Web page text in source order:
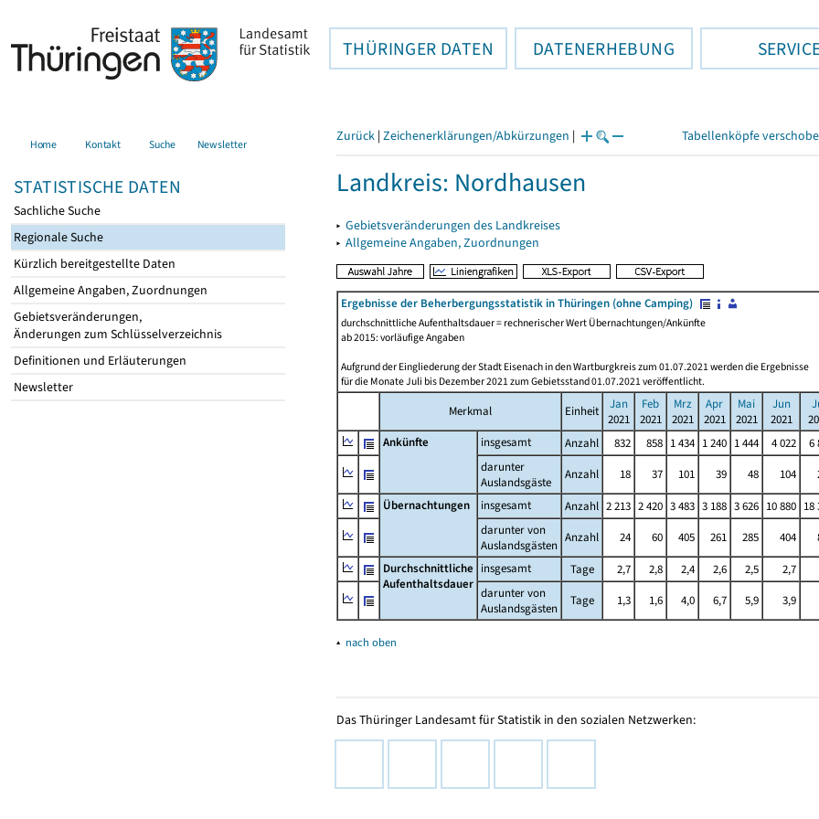
THÜRINGER DATEN DATENERHEBUNG
Home Kontakt Suche Newsletter
STATISTISCHE DATEN
Sachliche Suche
Regionale Suche
Kürzlich bereitgestellte Daten
Allgemeine Angaben, Zuordnungen
Gebietsveränderungen,
Änderungen zum Schlüsselverzeichnis
Definitionen und Erläuterungen
Newsletter
Zurück | Zeichenerklärungen/Abkürzungen | Tabellenköpfe
Landkreis: Nordhausen
▸ Gebietsveränderungen des Landkreises
▸ Allgemeine Angaben, Zuordnungen
Ergebnisse der Beherbergungsstatistik in Thüringen (ohne Camping)
durchschnittliche Aufenthaltsdauer = rechnerischer Wert Übernachtungen/Ankünfte
ab 2015: vorläufige Angaben
Aufgrund der Eingliederung der Stadt Eisenach in den Wartburgkreis zum 01.07.2021 werden die Ergebnisse
für die Monate Juli bis Dezember 2021 zum Gebietsstand 01.07.2021 veröffentlicht.
Merkmal Einheit
Jan
2021
Feb
2021
Mrz
2021
Apr
2021
Mai
2021
Jun
2021
Ankünfte
insgesamt Anzahl 832 858 1 434 1 240 1 444 4 022
6
darunter
Auslandsgäste
Anzahl 18 37 101 39 48 104
Übernachtungen
insgesamt Anzahl 2 213 2 420 3 483 3 188 3 626 10 880 18
darunter von
Auslandsgästen
Anzahl 24 60 405 261 285 404
Durchschnittliche
Aufenthaltsdauer
insgesamt Tage 2,7 2,8 2,4 2,6 2,5
2,7
darunter von
Auslandsgästen
Tage 1,3 1,6 4,0 6,7 5,9 3,9
▴ nach oben
Das Thüringer Landesamt für Statistik in den sozialen Netzwerken: